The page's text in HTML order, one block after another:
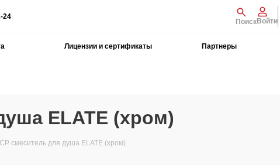
24
ПоискВойти
Лицензии и сертификаты Партнеры
ELATE (хром)
смеситель для душа ELATE (хром)